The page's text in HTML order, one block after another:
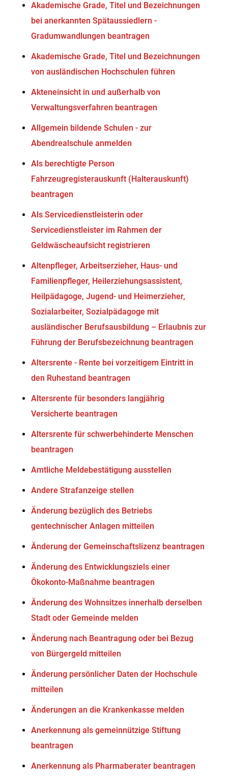
Akademische Grade, Titel und Bezeichnungen
bei anerkannten Spätaussiedlern -
Gradumwandlungen beantragen
Akademische Grade, Titel und Bezeichnungen
von ausländischen Hochschulen führen
Akteneinsicht in und außerhalb von
Verwaltungsverfahren beantragen
Allgemein bildende Schulen - zur
Abendrealschule anmelden
Als berechtigte Person
Fahrzeugregisterauskunft (Halterauskunft)
beantragen
Als Servicedienstleisterin oder
Servicedienstleister im Rahmen der
Geldwäscheaufsicht registrieren
Altenpfleger, Arbeitserzieher, Haus- und
Familienpfleger, Heilerziehungsassistent,
Heilpädagoge, Jugend- und Heimerzieher,
Sozialarbeiter, Sozialpädagoge mit
ausländischer Berufsausbildung – Erlaubnis zur
Führung der Berufsbezeichnung beantragen
Altersrente - Rente bei vorzeitigem Eintritt in
den Ruhestand beantragen
Altersrente für besonders langjährig
Versicherte beantragen
Altersrente für schwerbehinderte Menschen
beantragen
Amtliche Meldebestätigung ausstellen
Andere Strafanzeige stellen
Änderung bezüglich des Betriebs
gentechnischer Anlagen mitteilen
Änderung der Gemeinschaftslizenz beantragen
Änderung des Entwicklungsziels einer
Ökokonto-Maßnahme beantragen
Änderung des Wohnsitzes innerhalb derselben
Stadt oder Gemeinde melden
Änderung nach Beantragung oder bei Bezug
von Bürgergeld mitteilen
Änderung persönlicher Daten der Hochschule
mitteilen
Änderungen an die Krankenkasse melden
Anerkennung als gemeinnützige Stiftung
beantragen
Anerkennung als Pharmaberater beantragen